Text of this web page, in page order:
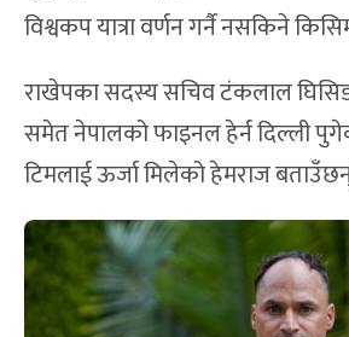
विश्वकप यात्रा वर्णन गर्नै नसकिने
राखेपका सदस्य सचिव टंकलाल
समेत नेपालको फाइनल हेर्न दिल्ली
टिमलाई ऊर्जा मिलेको हेमराज